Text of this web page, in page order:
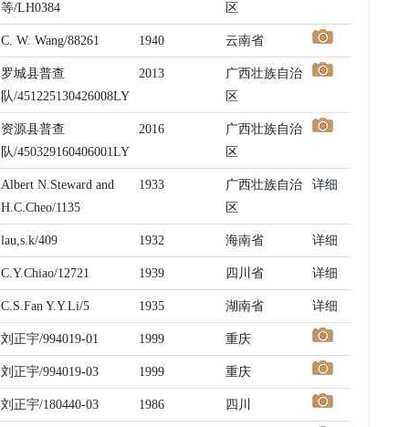
等/LH0384
区
C. W. Wang/88261 1940 云南省
罗城县普查
队/451225130426008LY
2013
广西壮族自治
区
资源县普查
队/450329160406001LY
2016
广西壮族自治
区
Albert N.Steward and
H.C.Cheo/1135
1933
广西壮族自治
区
详细
lau,s.k/409 1932 海南省 详细
C.Y.Chiao/12721 1939 四川省 详细
C.S.Fan Y.Y.Li/5 1935 湖南省 详细
刘正宇/994019-01 1999 重庆
刘正宇/994019-03 1999 重庆
刘正宇/180440-03 1986 四川